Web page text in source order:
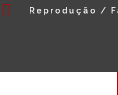
 Reprodução /